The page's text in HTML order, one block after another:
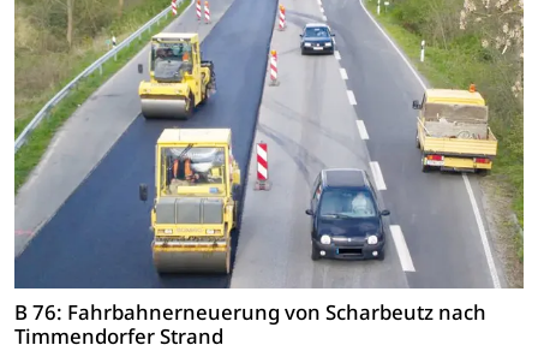
B 76: Fahrbahnerneuerung von Scharbeutz nach
Timmendorfer Strand